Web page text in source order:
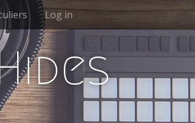
Log in